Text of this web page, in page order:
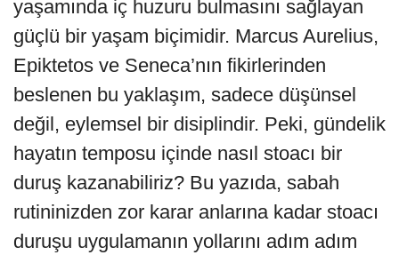
yaşamında iç huzuru bulmasını sağlayan
güçlü bir yaşam biçimidir. Marcus Aurelius,
Epiktetos ve Seneca’nın fikirlerinden
beslenen bu yaklaşım, sadece düşünsel
değil, eylemsel bir disiplindir. Peki, gündelik
hayatın temposu içinde nasıl stoacı bir
duruş kazanabiliriz? Bu yazıda, sabah
rutininizden zor karar anlarına kadar stoacı
duruşu uygulamanın yollarını adım adım